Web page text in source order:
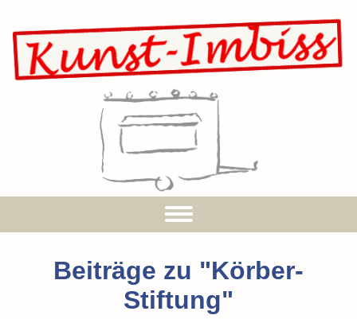
Beiträge zu "Körber-
Stiftung"